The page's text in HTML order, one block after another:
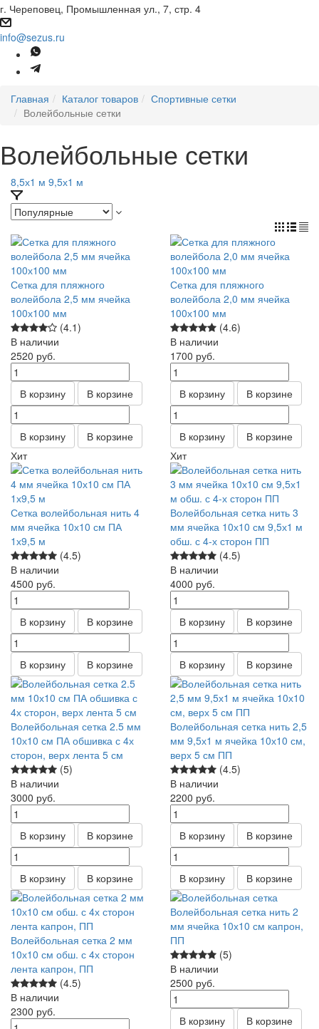
г. Череповец, Промышленная ул., 7, стр. 4
info@sezus.ru
Главная Каталог товаров
Спортивные сетки
Волейбольные сетки
Волейбольные сетки
8,5х1 м 9,5х1 м
Сетка для пляжного
волейбола 2,5 мм ячейка
100х100 мм
(4.1)
В наличии
2520 руб.
В корзину В корзине
В корзину В корзине
Сетка для пляжного
волейбола 2,0 мм ячейка
100х100 мм
(4.6)
В наличии
1700 руб.
В корзину В корзине
В корзину
В корзине
Хит
Сетка волейбольная нить 4
мм ячейка 10х10 см ПА
1х9,5 м
(4.5)
В наличии
4500 руб.
В корзину В корзине
В корзину В корзине
Хит
Волейбольная сетка нить 3
мм ячейка 10х10 см 9,5х1 м
обш. с 4-х сторон ПП
(4.5)
В наличии
4000 руб.
В корзину В корзине
В корзину В корзине
Волейбольная сетка 2.5 мм
10х10 см ПА обшивка с 4х
сторон, верх лента 5 см
(5)
В наличии
3000 руб.
В корзину В корзине
В корзину В корзине
Волейбольная сетка нить 2,5
мм 9,5х1 м ячейка 10х10 см,
верх 5 см ПП
(4.5)
В наличии
2200 руб.
В корзину В корзине
В корзину В корзине
Волейбольная сетка 2 мм
10х10 см обш. с 4х сторон
лента капрон, ПП
(4.5)
В наличии
2300 руб.
Волейбольная сетка нить 2
мм ячейка 10х10 см капрон,
ПП
(5)
В наличии
2500 руб.
В корзину В корзине